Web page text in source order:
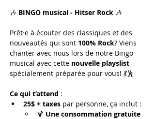
🎶 BINGO musical - Hitser Rock 🎶
Prêt·e à écouter des classiques et des
nouveautés qui sont 100% Rock? Viens
chanter avec nous lors de notre Bingo
musical avec cette nouvelle playslist
spécialement préparée pour vous! 💃🕺
Ce qui t’attend :
25$ + taxes par personne, ça inclut :
🍹 Une consommation gratuite